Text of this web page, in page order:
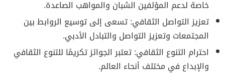
خاصة لدعم المؤلفين الشبان والمواهب الصاعدة.
تعزيز التواصل الثقافي: تسعى إلى توسيع الروابط بين
المجتمعات وتعزيز التواصل والتبادل الأدبي.
احترام التنوع الثقافي: تعتبر الجوائز تكريمًا للتنوع الثقافي
والإبداع في مختلف أنحاء العالم.